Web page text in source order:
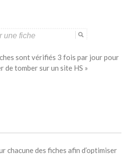
sont vérifiés 3 fois par jour pour
de tomber sur un site HS »
chacune des fiches afin d’optimiser